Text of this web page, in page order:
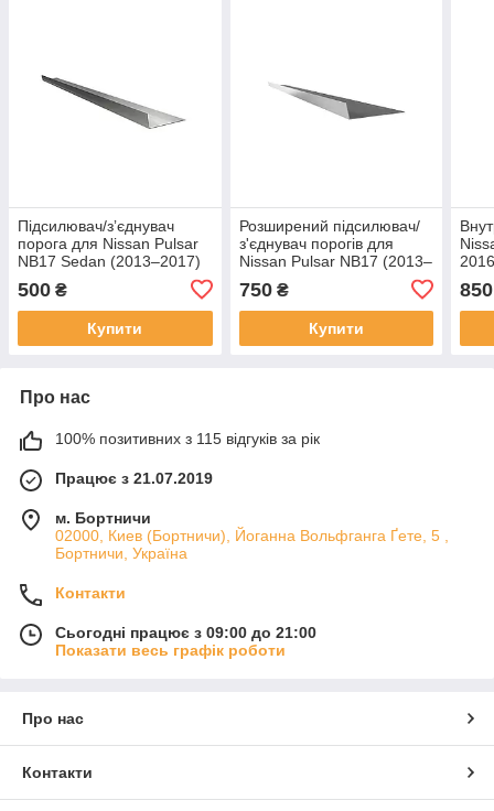
Підсилювач/зʼєднувач
порога для Nissan Pulsar
NB17 Sedan (2013–2017)
500 ₴
Купити
Розширений підсилювач/
з'єднувач порогів для
Nissan Pulsar NB17 (2013–
750₴
Купити
850
Про нас
100% позитивних з 115 відгуків за рік
Працює з 21.07.2019
м. Бортничи
02000, Киев (Бортничи), Йоганна Вольфганга Ґете, 5 ,
Бортничи, Україна
Контакти
Сьогодні працює з 09:00 до 21:00
Показати весь графік роботи
Про нас
Контакти